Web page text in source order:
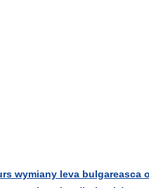
wymiany leva bulgareasca